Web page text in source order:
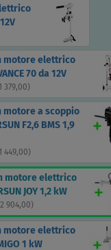
motore elettrico
70 da 12V
379,00)
motore a scoppio
F2,6 BMS 1,9
449,00)
motore elettrico
JOY 1,2 kW
904,00)
motore elettrico
1 kW